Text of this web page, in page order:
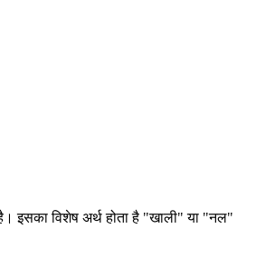
इसका विशेष अर्थ होता है "खाली" या "नल"